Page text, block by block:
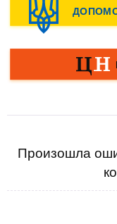
Произошла